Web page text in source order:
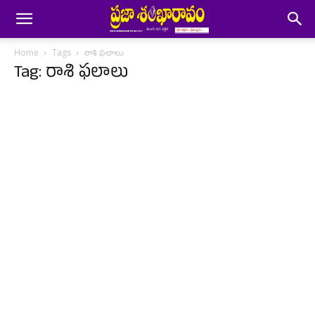
Home Tags రాశి ఫలాలు
Tag: రాశి ఫలాలు